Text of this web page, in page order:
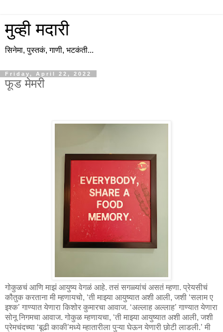
मुव्ही मदारी
सिनेमा, पुस्तकं, गाणी, भटकंती...
Friday, April 22, 2022
फूड मेमरी
गोकुळचं आणि माझं आयुष्य वेगळं आहे. तसं सगळ्यांचं असतं म्हणा. प्रेयसीचं
कौतुक करताना मी म्हणायचो, ‘ती माझ्या आयुष्यात अशी आली, जशी ‘सलाम ए
इश्क’ गाण्यात येणारा किशोर कुमारचा आवाज. ‘अल्लाह अल्लाह’ गाण्यात येणारा
सोनू निगमचा आवाज. गोकुळ म्हणायचा, ‘ती माझ्या आयुष्यात अशी आली, जशी
प्रेमचंदच्या ‘बूढी काकी’मध्ये म्हातारीला पुऱ्या घेऊन येणारी छोटी लाडली.’ मी